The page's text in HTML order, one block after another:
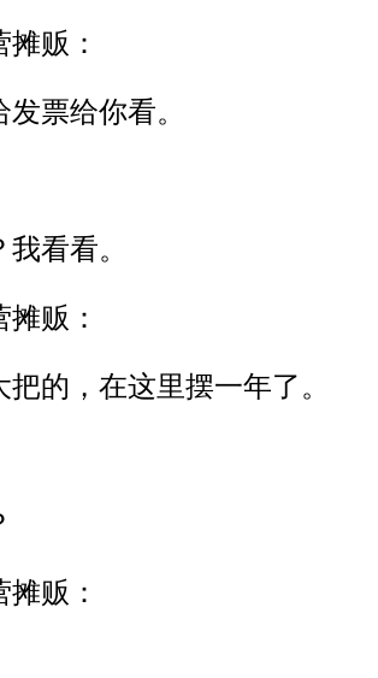
贩：
票给你看。
看看。
贩：
，在这里摆一年了。
贩：